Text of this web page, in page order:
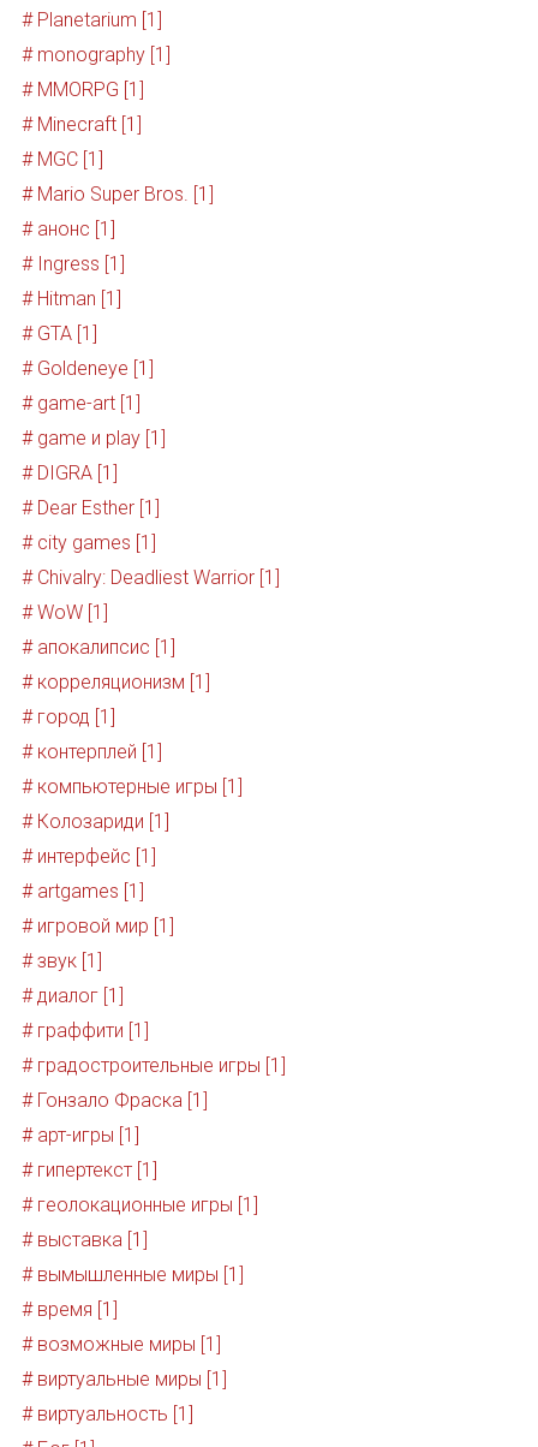
# Planetarium [1]
# monography [1]
# MMORPG [1]
# Minecraft [1]
# MGC [1]
# Mario Super Bros. [1]
# анонс [1]
# Ingress [1]
# Hitman [1]
# GTA [1]
# Goldeneye [1]
# game-art [1]
# game и play [1]
# DIGRA [1]
# Dear Esther [1]
# city games [1]
# Chivalry: Deadliest Warrior [1]
# WoW [1]
# апокалипсис [1]
# корреляционизм [1]
# город [1]
# контерплей [1]
# компьютерные игры [1]
# Колозариди [1]
# интерфейс [1]
# artgames [1]
# игровой мир [1]
# звук [1]
# диалог [1]
# граффити [1]
# градостроительные игры [1]
# Гонзало Фраска [1]
# арт-игры [1]
# гипертекст [1]
# геолокационные игры [1]
# выставка [1]
# вымышленные миры [1]
# время [1]
# возможные миры [1]
# виртуальные миры [1]
# виртуальность [1]